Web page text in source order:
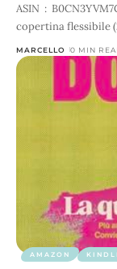
ASIN ‏ : ‎ B0CN3YVM7G Editore ‏ : ‎ PaperFIRST; Edizione con
copertina flessibile
MARCELLO 0 MIN
AMAZON